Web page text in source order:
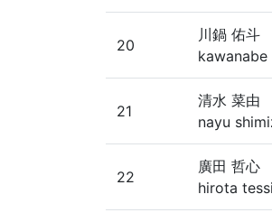
20
川鍋 佑斗
21
清水 菜由
nayu
22
廣田 哲心
hirota